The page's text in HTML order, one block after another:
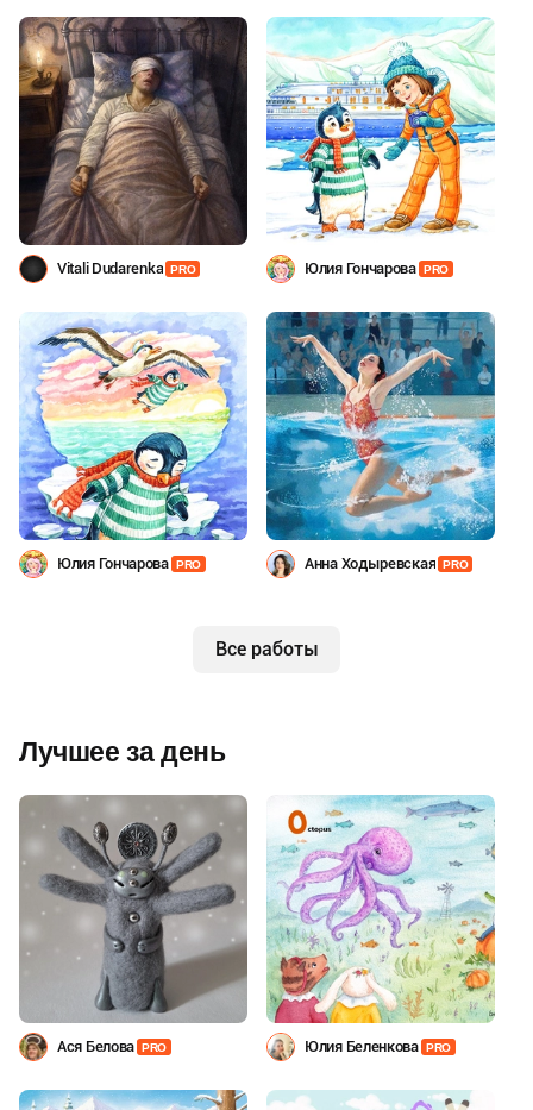
Vitali Dudarenka PRO Юлия Гончарова PRO
Юлия Гончарова PRO Анна Ходыревская PRO
Все работы
Лучшее за день
Ася Белова PRO Юлия Беленкова PRO